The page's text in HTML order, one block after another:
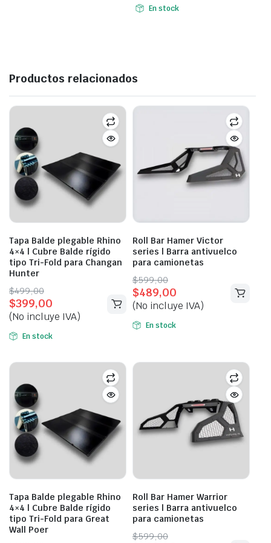
$950,00.
$686,00.
En stock
Productos relacionados
Tapa Balde plegable Rhino
4×4 | Cubre Balde rígido
tipo Tri-Fold para Changan
Hunter
$499,00
Original
price
was:
$499,00.
$399,00
Current
price
is:
$399,00.
(No incluye IVA)
En stock
Roll Bar Hamer Victor
series | Barra antivuelco
para camionetas
$599,00
Original
price
was:
$599,00.
$489,00
Current
price
is:
$489,00.
(No incluye IVA)
En stock
Tapa Balde plegable Rhino
4×4 | Cubre Balde rígido
tipo Tri-Fold para Great
Wall Poer
Roll Bar Hamer Warrior
series | Barra antivuelco
para camionetas
$599,00
Original
Current